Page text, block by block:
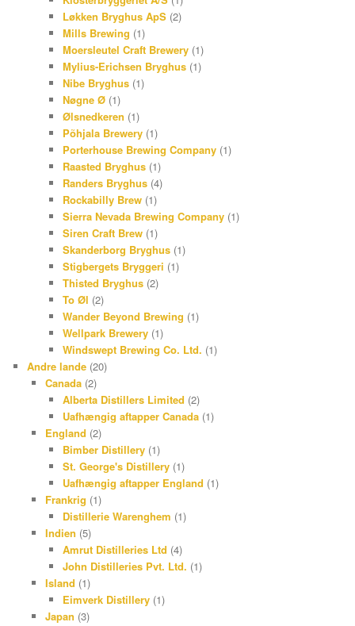
Løkken Bryghus ApS (2)
Mills Brewing (1)
Moersleutel Craft Brewery (1)
Mylius-Erichsen Bryghus (1)
Nibe Bryghus (1)
Nøgne Ø (1)
Ølsnedkeren (1)
Põhjala Brewery (1)
Porterhouse Brewing Company (1)
Raasted Bryghus (1)
Randers Bryghus (4)
Rockabilly Brew (1)
Sierra Nevada Brewing Company (1)
Siren Craft Brew (1)
Skanderborg Bryghus (1)
Stigbergets Bryggeri (1)
Thisted Bryghus (2)
To Øl (2)
Wander Beyond Brewing (1)
Wellpark Brewery (1)
Windswept Brewing Co. Ltd. (1)
Andre lande (20)
Canada(2)
Alberta Distillers Limited (2)
Uafhængig aftapper Canada (1)
England (2)
Bimber Distillery (1)
St. George's Distillery (1)
Uafhængig aftapper England (1)
Frankrig (1)
Distillerie Warenghem (1)
Indien (5)
Amrut Distilleries Ltd (4)
John Distilleries Pvt. Ltd. (1)
Island (1)
Eimverk Distillery (1)
Japan (3)